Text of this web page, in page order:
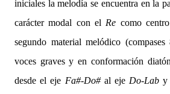
iniciales la melodía se encuentra en la
carácter modal con el Re como
segundo material melódico
voces graves y en conformación
desde el eje Fa#-Do#al eje Do-Lab y